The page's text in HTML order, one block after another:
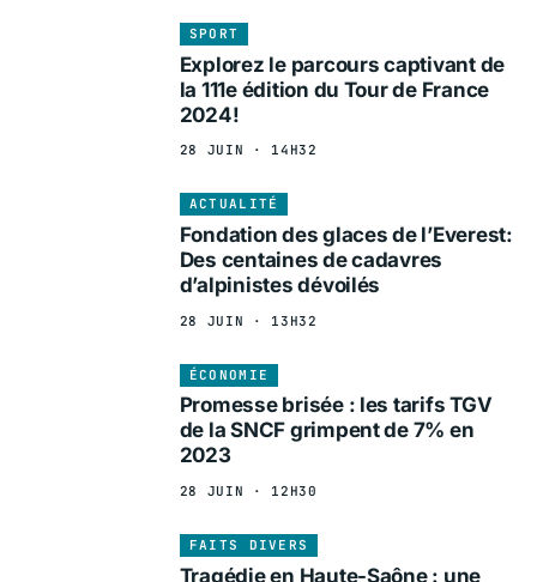
SPORT
Explorez le parcours captivant de
la 111e édition du Tour de France
2024!
28 JUIN · 14H32
ACTUALITÉ
Fondation des glaces de l’Everest:
Des centaines de cadavres
d’alpinistes dévoilés
28 JUIN · 13H32
ÉCONOMIE
Promesse brisée : les tarifs TGV
de la SNCF grimpent de 7% en
2023
28 JUIN · 12H30
FAITS DIVERS
Tragédie en Haute-Saône : une